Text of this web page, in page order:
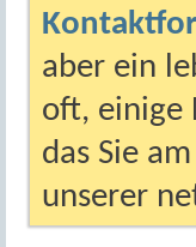
aber ein
oft, einige
das Sie
unserer